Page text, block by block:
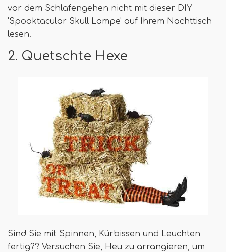
vor dem Schlafengehen nicht mit dieser DIY
'Spooktacular Skull Lampe' auf Ihrem Nachttisch
lesen.
2. Quetschte Hexe
Sind Sie mit Spinnen, Kürbissen und Leuchten
fertig?? Versuchen Sie, Heu zu arrangieren, um